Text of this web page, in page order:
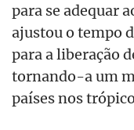
para se adequar
ajustou o tempo
para a liberação
tornando-a um
países nos